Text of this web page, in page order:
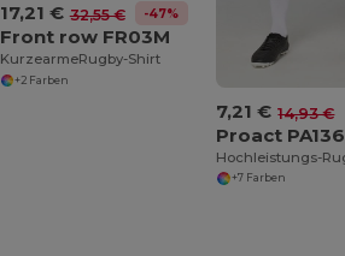
17,21 € 32,55 € -47%
Front row FR03M
KurzearmeRugby-Shirt
+2 Farben
7,21 € 14,93 €
Proact PA136
+7 Farben